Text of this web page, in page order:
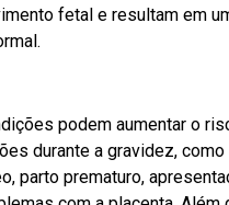
fetal e resultam em
podem aumentar o
durante a gravidez,
parto prematuro,